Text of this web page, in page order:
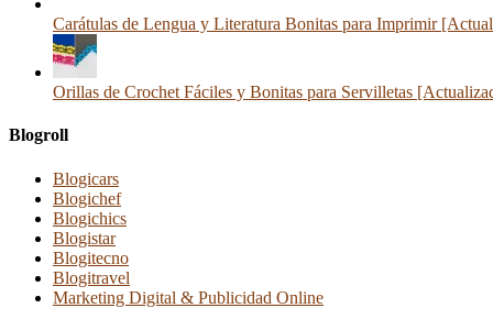
Carátulas de Lengua y Literatura Bonitas para Imprimir
Orillas de Crochet Fáciles y Bonitas para Servilletas
Blogroll
Blogicars
Blogichef
Blogichics
Blogistar
Blogitecno
Blogitravel
Marketing Digital & Publicidad Online